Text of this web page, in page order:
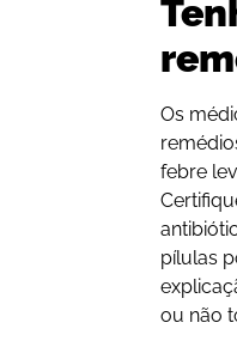
Os
febre
pílulas
ou não